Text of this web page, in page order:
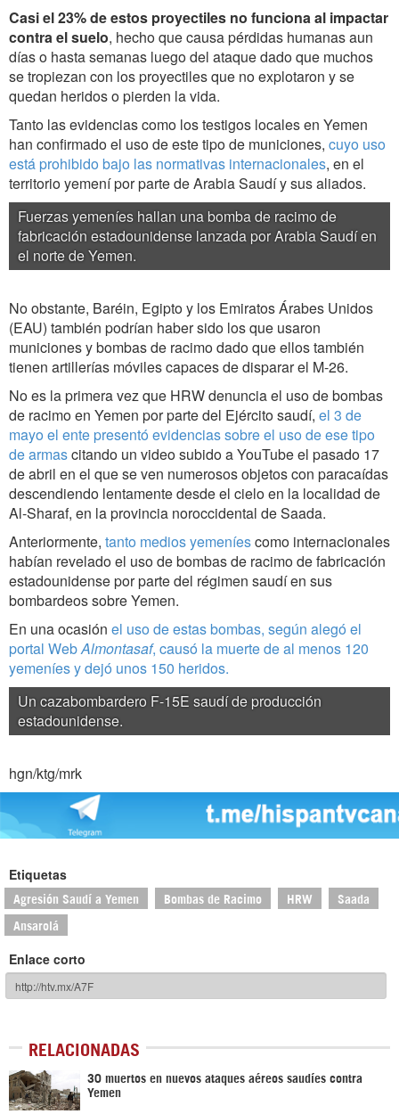
Casi el 23% de estos proyectiles no funciona al impactar
contra el suelo, hecho que causa pérdidas humanas aun
días o hasta semanas luego del ataque dado que muchos
se tropiezan con los proyectiles que no explotaron y se
quedan heridos o pierden la vida.
Tanto las evidencias como los testigos locales en Yemen
han confirmado el uso de este tipo de municiones, cuyo uso
está prohibido bajo las normativas internacionales, en el
territorio yemení por parte de Arabia Saudí y sus aliados.
Fuerzas yemeníes hallan una bomba de racimo de
fabricación estadounidense lanzada por Arabia Saudí en
el norte de Yemen.
No obstante, Baréin, Egipto y los Emiratos Árabes Unidos
(EAU) también podrían haber sido los que usaron
municiones y bombas de racimo dado que ellos también
tienen artillerías móviles capaces de disparar el M-26.
No es la primera vez que HRW denuncia el uso de bombas
de racimo en Yemen por parte del Ejército saudí, el 3 de
mayo el ente presentó evidencias sobre el uso de ese tipo
de armascitando un video subido a YouTube el pasado 17
de abril en el que se ven numerosos objetos con paracaídas
descendiendo lentamente desde el cielo en la localidad de
Al-Sharaf, en la provincia noroccidental de Saada.
Anteriormente, tanto medios yemeníescomo internacionales
habían revelado el uso de bombas de racimo de fabricación
estadounidense por parte del régimen saudí en sus
bombardeos sobre Yemen.
En una ocasión el uso de estas bombas, según alegó el
portal WebAlmontasaf, causó la muerte de al menos 120
yemeníes y dejó unos 150 heridos.
Un cazabombardero F-15E saudí de producción
estadounidense.
hgn/ktg/mrk
Etiquetas
Agresión Saudí a Yemen Bombas de Racimo HRW Saada
Ansarolá
Enlace corto
RELACIONADAS
30 muertos en nuevos ataques aéreos saudíes contra
Yemen